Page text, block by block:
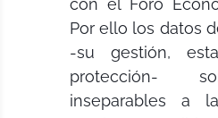
con el Foro
Por ello los datos
-su gestión,
protección-
inseparables a